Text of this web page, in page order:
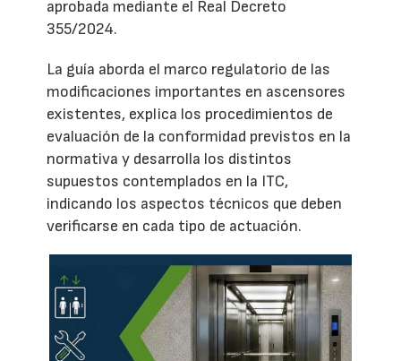
aprobada mediante el Real Decreto
355/2024.
La guía aborda el marco regulatorio de las
modificaciones importantes en ascensores
existentes, explica los procedimientos de
evaluación de la conformidad previstos en la
normativa y desarrolla los distintos
supuestos contemplados en la ITC,
indicando los aspectos técnicos que deben
verificarse en cada tipo de actuación.